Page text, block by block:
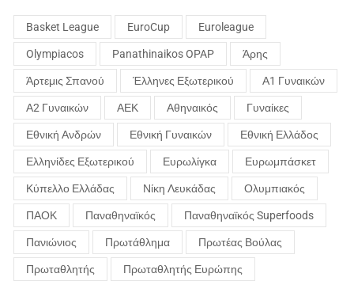
Basket League EuroCup Euroleague
Olympiacos Panathinaikos OPAP Άρης
Άρτεμις Σπανού Έλληνες Εξωτερικού Α1 Γυναικών
Α2 Γυναικών ΑΕΚ Αθηναικός Γυναίκες
Εθνική Ανδρών Εθνική Γυναικών Εθνική Ελλάδος
Ελληνίδες Εξωτερικού Ευρωλίγκα Ευρωμπάσκετ
Κύπελλο Ελλάδας Νίκη Λευκάδας Ολυμπιακός
ΠΑΟΚ Παναθηναϊκός Παναθηναϊκός Superfoods
Πανιώνιος Πρωτάθλημα Πρωτέας Βούλας
Πρωταθλητής Πρωταθλητής Ευρώπης